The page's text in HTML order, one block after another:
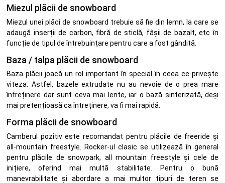
Miezul plăcii de snowboard
Miezul unei plăci de snowboard trebuie să fie din lemn, la care se
adaugă inserții de carbon, fibră de sticlă, fâșii de bazalt, etc în
funcție de tipul de întrebuințare pentru care a fost gândită.
Baza / talpa plăcii de snowboard
Baza plăcii joacă un rol important în special în ceea ce privește
viteza. Astfel, bazele extrudate nu au nevoie de o prea mare
întreținere dar sunt ceva mai lente, iar o bază sinterizată, deși
mai pretențioasă ca întreținere, va fi mai rapidă.
Forma plăcii de snowboard
Camberul pozitiv este recomandat pentru plăcile de freeride și
all-mountain freestyle. Rocker-ul clasic se utilizează în general
pentru plăcile de snowpark, all mountain freestyle și cele de
inițiere, oferind mai multă stabilitate. Pentru o bună
manevrabilitate și abordare a mai multor tipuri de teren se